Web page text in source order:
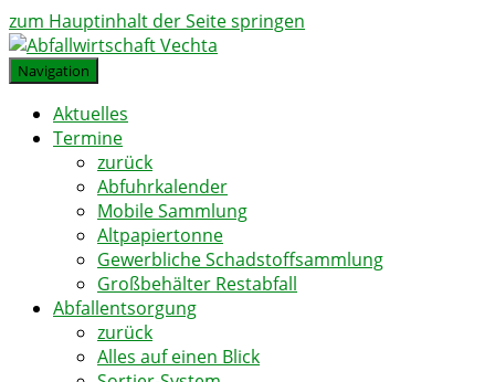
zum Hauptinhalt der Seite springen
Navigation
Aktuelles
Termine
zurück
Abfuhrkalender
Mobile Sammlung
Altpapiertonne
Gewerbliche Schadstoffsammlung
Großbehälter Restabfall
Abfallentsorgung
zurück
Alles auf einen Blick